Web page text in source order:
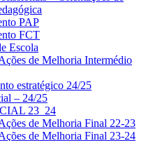
PAP
FCT
Escola
de Melhoria Intermédio
estratégico 24/25
– 24/25
23_24
de Melhoria Final 22-23
de Melhoria Final 23-24